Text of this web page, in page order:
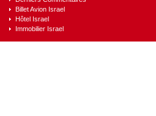
Billet Avion Israel
Hôtel Israel
Immobilier Israel